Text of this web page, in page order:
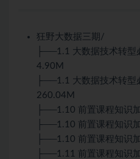
狂野大数据三期/
├──1.1 大数据技术转型
4.90M
├──1.1 大数据技术转型
260.04M
├──1.10 前置课程知识
├──1.10 前置课程知识
├──1.10 前置课程知识
├──1.11 前置课程知识